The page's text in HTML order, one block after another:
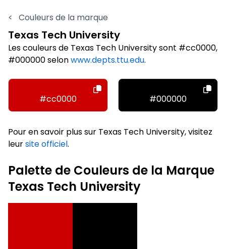
< Couleurs de la marque
Texas Tech University
Les couleurs de Texas Tech University sont #cc0000,
#000000 selonwww.depts.ttu.edu.
#cc0000 #000000
Pour en savoir plus sur Texas Tech University, visitez
leursite officiel.
Palette de Couleurs de la Marque
Texas Tech University